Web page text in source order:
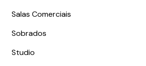
Salas Comerciais
Sobrados
Studio